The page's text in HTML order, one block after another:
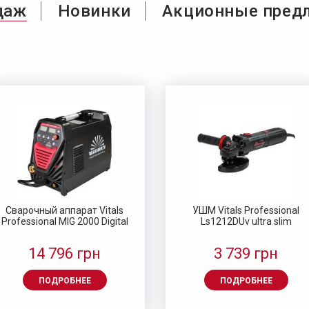
Новинки Акционные
Сварочный аппарат Vitals
Professional MIG 2000 Digital
14 796 грн
ПОДРОБНЕЕ
УШМ Vitals Professional
Ls1212DUv ultra slim
3 739 грн
ПОДРОБНЕЕ
Сверло по металлу HSS 4341
1.5 (10 шт.) Vitals Master
72 грн
Сверло по металлу HSS 4341
1.0 (10 шт.) Vitals Master
48 грн
аккумуляторная Vitals
ASL 1220c
344 грн 429 грн
Батарея аккумуляторная
ASL 1220c 10C
449 грн 499 грн